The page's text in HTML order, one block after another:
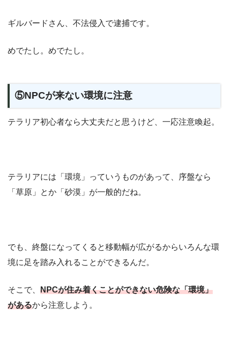
ギルバードさん、不法侵入で逮捕です。
めでたし。めでたし。
⑤NPCが来ない環境に注意
テラリア初心者なら大丈夫だと思うけど、一応注意喚起。
テラリアには「環境」っていうものがあって、序盤なら
「草原」とか「砂漠」が一般的だね。
でも、終盤になってくると移動幅が広がるからいろんな環
境に足を踏み入れることができるんだ。
そこで、 NPCが住み着くことができない危険な「環境」
があるから注意しよう。